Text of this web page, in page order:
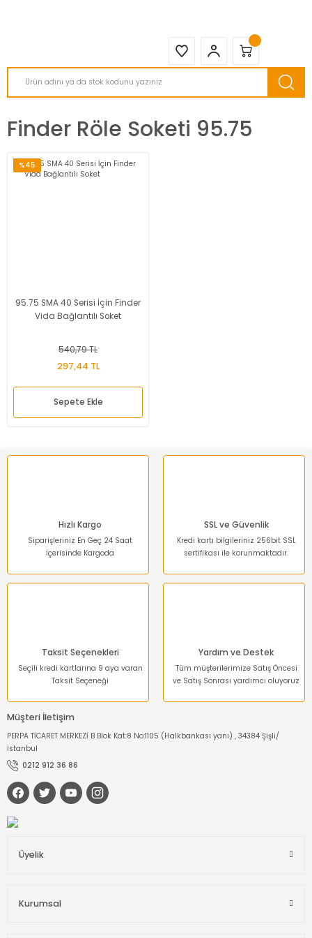
Finder Röle Soketi 95.75
%45
95.75 SMA 40 Serisi İçin Finder
Vida Bağlantılı Soket
540,79 TL
297,44 TL
Sepete Ekle
Hızlı Kargo
Siparişleriniz En Geç 24 Saat
İçerisinde Kargoda
SSL ve Güvenlik
Kredi kartı bilgileriniz 256bit SSL
sertifikası ile korunmaktadır.
Taksit Seçenekleri
Seçili kredi kartlarına 9 aya varan
Taksit Seçeneği
Yardım ve Destek
Tüm müşterilerimize Satış Öncesi
ve Satış Sonrası yardımcı oluyoruz
Müşteri İletişim
PERPA TİCARET MERKEZİ B Blok Kat:8 No:1105 (Halkbankası yanı) , 34384 Şişli/
İstanbul
0212 912 36 86
Üyelik
Kurumsal